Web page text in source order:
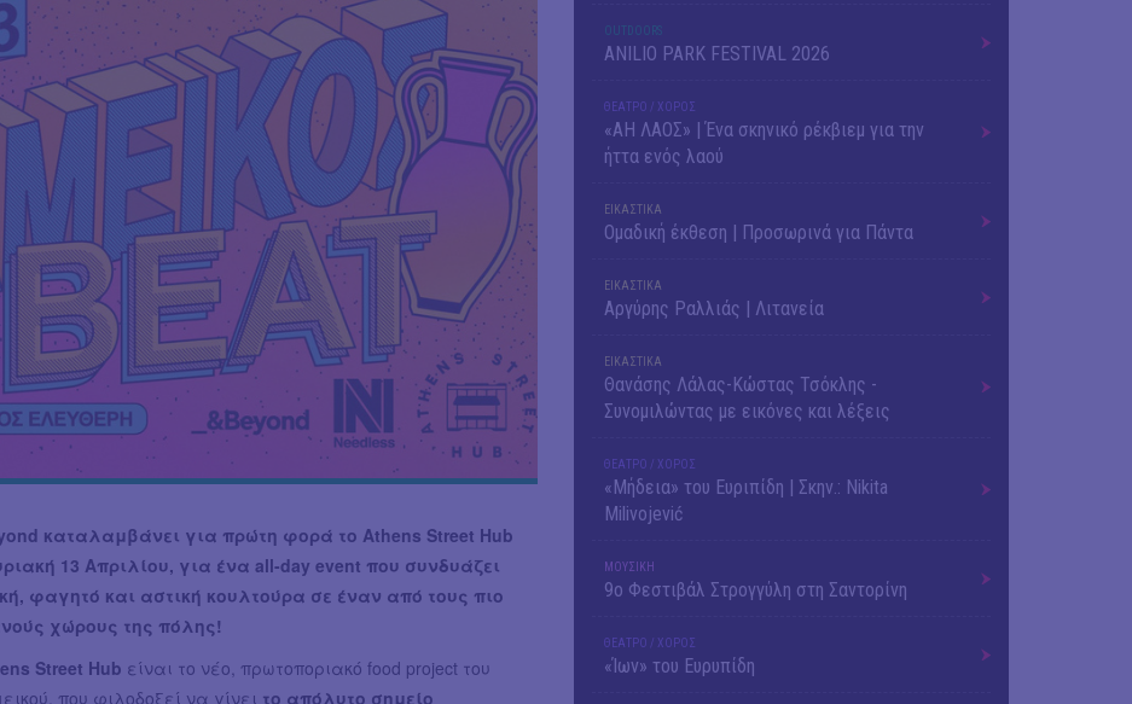
καταλαμβάνει για πρώτη φορά το Athens Street Hub
13 Απριλίου, για ένα all-day event που συνδυάζει
φαγητό και αστική κουλτούρα σε έναν από τους πιο
χώρους της πόλης!
Street Hub είναι το νέο, πρωτοποριακό food project του
που φιλοδοξεί να γίνει το απόλυτο σημείο
OUTDΟORS
ANILIO PARK FESTIVAL 2026
ΘΕΑΤΡΟ / ΧΟΡΟΣ
«ΑΗ ΛΑΟΣ» | Ένα σκηνικό ρέκβιεμ για την
ήττα ενός λαού
ΕΙΚΑΣΤΙΚΑ
Ομαδική έκθεση | Προσωρινά για Πάντα
ΕΙΚΑΣΤΙΚΑ
Αργύρης Ραλλιάς | Λιτανεία
ΕΙΚΑΣΤΙΚΑ
Θανάσης Λάλας-Κώστας Τσόκλης -
Συνομιλώντας με εικόνες και λέξεις
ΘΕΑΤΡΟ / ΧΟΡΟΣ
«Μήδεια» του Ευριπίδη | Σκην.: Nikita
Milivojević
ΜΟΥΣΙΚΗ
9o Φεστιβάλ Στρογγύλη στη Σαντορίνη
ΘΕΑΤΡΟ / ΧΟΡΟΣ
«Ίων» του Ευρυπίδη